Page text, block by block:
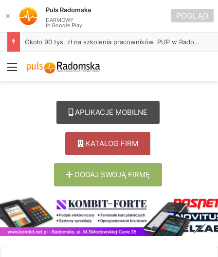
Około 90 tys. zł na szkolenia pracowników. PUP w Radomsku ogłasza nabór wniosków
Menu
APLIKACJE MOBILNE
KATALOG FIRM
DODAJ SWOJĄ FIRMĘ
✕
Puls Radomska
DARMOWY
In Google Play
POGLĄD